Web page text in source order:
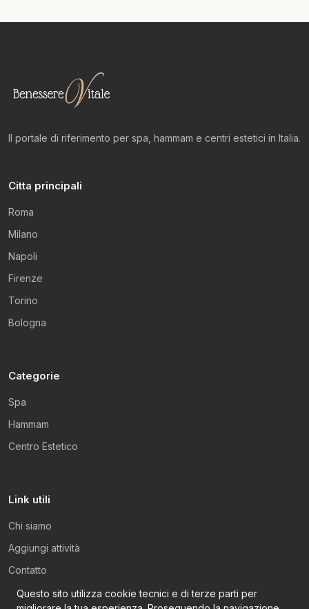
Questo sito utilizza cookie tecnici e di terze parti per
Il portale di riferimento per spa, hammam e centri estetici in Italia.
Citta principali
Roma
Milano
Napoli
Firenze
Torino
Bologna
Categorie
Spa
Hammam
Centro Estetico
Link utili
Chi siamo
Aggiungi attività
Contatto
Privacy Policy